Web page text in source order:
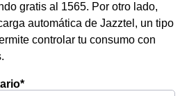
gratis al 1565. Por otro lado,
automática de Jazztel, un tipo
controlar tu consumo con